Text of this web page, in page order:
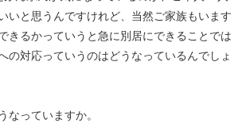
いと思うんですけれど、当然ご家族もいます
きるかっていうと急に別居にできることでは
の対応っていうのはどうなっているんでしょ
っていますか。